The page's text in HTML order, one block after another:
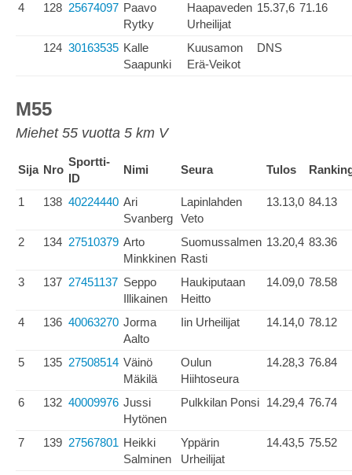
4 128 25674097 Paavo
Rytky
Haapaveden
Urheilijat
15.37,6 71.16
124 30163535 Kalle
Saapunki
Kuusamon
Erä-Veikot
DNS
M55
Miehet 55 vuotta 5 km V
Sija Nro
Sportti-
ID
Nimi Seura Tulos
1 138 40224440 Ari
Svanberg
Lapinlahden
Veto
13.13,0 84.13
2 134 27510379 Arto
Minkkinen
Suomussalmen
Rasti
13.20,4 83.36
3 137 27451137 Seppo
Illikainen
Haukiputaan
Heitto
14.09,0 78.58
4 136 40063270 Jorma
Aalto
Iin Urheilijat 14.14,0 78.12
5 135 27508514 Väinö
Mäkilä
Oulun
Hiihtoseura
14.28,3 76.84
6 132 40009976 Jussi
Hytönen
Pulkkilan Ponsi 14.29,4 76.74
7 139 27567801 Heikki
Salminen
Yppärin
Urheilijat
14.43,5 75.52